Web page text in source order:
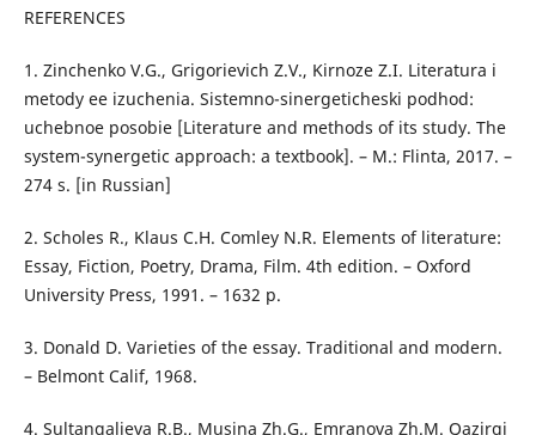
REFERENCES
1. Zinchenko V.G., Grigorievich Z.V., Kirnoze Z.I. Literatura i
metody ee izuchenia. Sistemno-sinergeticheski podhod:
uchebnoe posobie [Literature and methods of its study. The
system-synergetic approach: a textbook]. – M.: Flinta, 2017. –
274 s. [in Russian]
2. Scholes R., Klaus C.H. Comley N.R. Elements of literature:
Essay, Fiction, Poetry, Drama, Film. 4th edition. – Oxford
University Press, 1991. – 1632 p.
3. Donald D. Varieties of the essay. Traditional and modern.
– Belmont Calif, 1968.
4. Sultangalieva R.B., Musina Zh.G., Emranova Zh.M. Qazіrgі